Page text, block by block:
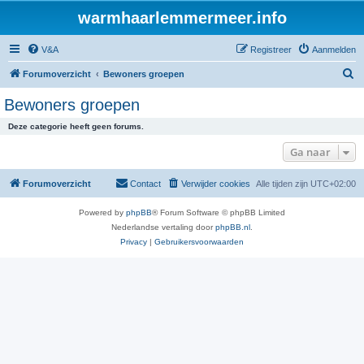
warmhaarlemmermeer.info
V&A Aanmelden
Registreer
Forumoverzicht Bewoners groepen
Bewoners groepen
Deze categorie heeft geen forums.
Ga naar
Forumoverzicht Alle tijden zijn UTC+02:00
Verwijder cookies
Contact
Powered by phpBB® Forum Software © phpBB Limited
Nederlandse vertaling doorphpBB.nl
Privacy | Gebruikersvoorwaarden